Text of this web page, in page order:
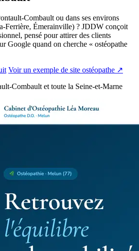
Combault ou dans ses environs
Ferrière, Émerainville) ? JDDW conçoit
pensé pour attirer des clients
Google quand on cherche « ostéopathe
Voir un exemple de site ostéopathe ↗
Combault et toute la Seine-et-Marne